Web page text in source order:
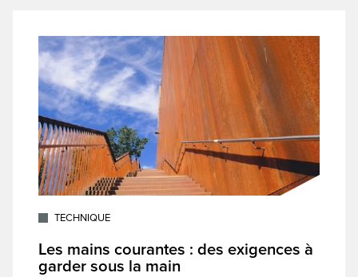
TECHNIQUE
Les mains courantes : des exigences à
garder sous la main